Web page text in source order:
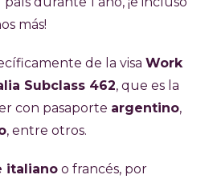
trabajar y viajar por
hasta por dos años más.
tener entre 18 y 30
con al menos seis
de inglés
fondos mínimos de
más!
de la visa Work
Subclass 462, que es la
con pasaporte argentino,
, entre otros.
italiano o francés, por